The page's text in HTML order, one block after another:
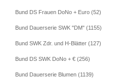
Bund DS Frauen DoNo + Euro (52)
Bund Dauerserie SWK "DM" (1155)
Bund SWK Zdr. und H-Blätter (127)
Bund DS SWK DoNo + € (256)
Bund Dauerserie Blumen (1139)